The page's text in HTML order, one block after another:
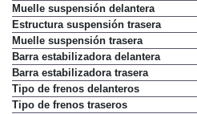
Muelle suspensión delantera
Estructura suspensión trasera
Muelle suspensión trasera
Barra estabilizadora delantera
Barra estabilizadora trasera
Tipo de frenos delanteros
Tipo de frenos traseros